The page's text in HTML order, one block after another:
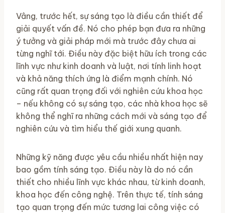
Vâng, trước hết, sự sáng tạo là điều cần thiết để
giải quyết vấn đề. Nó cho phép bạn đưa ra những
ý tưởng và giải pháp mới mà trước đây chưa ai
từng nghĩ tới. Điều này đặc biệt hữu ích trong các
lĩnh vực như kinh doanh và luật, nơi tính linh hoạt
và khả năng thích ứng là điểm mạnh chính. Nó
cũng rất quan trọng đối với nghiên cứu khoa học
– nếu không có sự sáng tạo, các nhà khoa học sẽ
không thể nghĩ ra những cách mới và sáng tạo để
nghiên cứu và tìm hiểu thế giới xung quanh.
Những kỹ năng được yêu cầu nhiều nhất hiện nay
bao gồm tính sáng tạo. Điều này là do nó cần
thiết cho nhiều lĩnh vực khác nhau, từ kinh doanh,
khoa học đến công nghệ. Trên thực tế, tính sáng
tạo quan trọng đến mức tương lai công việc có